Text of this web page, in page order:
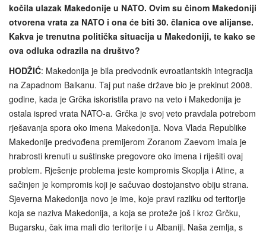
kočila ulazak Makedonije u NATO. Ovim su činom Makedoniji
otvorena vrata za NATO i ona će biti 30. članica ove alijanse.
Kakva je trenutna politička situacija u Makedoniji, te kako se
ova odluka odrazila na društvo?
HODŽIĆ: Makedonija je bila predvodnik evroatlantskih integracija
na Zapadnom Balkanu. Taj put naše države bio je prekinut 2008.
godine, kada je Grčka iskoristila pravo na veto i Makedonija je
ostala ispred vrata NATO-a. Grčka je svoj veto pravdala potrebom
rješavanja spora oko imena Makedonija. Nova Vlada Republike
Makedonije predvođena premijerom Zoranom Zaevom imala je
hrabrosti krenuti u suštinske pregovore oko imena i riješiti ovaj
problem. Rješenje problema jeste kompromis Skoplja i Atine, a
sačinjen je kompromis koji je sačuvao dostojanstvo obiju strana.
Sjeverna Makedonija novo je ime, koje pravi razliku od teritorije
koja se naziva Makedonija, a koja se proteže još i kroz Grčku,
Bugarsku, čak ima mali dio teritorije i u Albaniji. Naša zemlja, s